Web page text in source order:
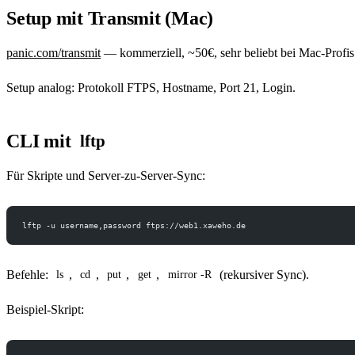
Setup mit Transmit (Mac)
panic.com/transmit — kommerziell, ~50€, sehr beliebt bei Mac-
Setup analog: Protokoll FTPS, Hostname, Port 21, Login.
CLI mit lftp
Für Skripte und Server-zu-Server-Sync:
lftp -u username,password ftps://web1.xaweho.de
Befehle: ls , cd , put , get , mirror -R (rekursiver Sync).
Beispiel-Skript: